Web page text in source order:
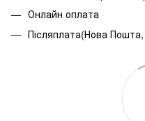
Онлайн оплата
Післяплата(Нова